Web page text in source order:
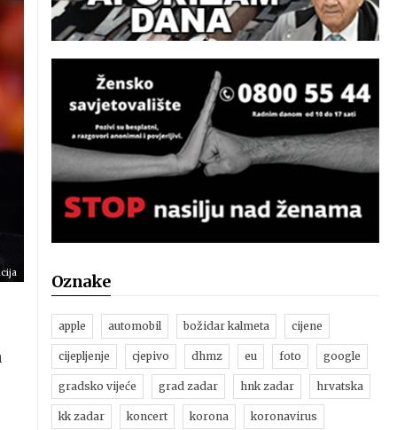
Oznake
apple automobil božidar kalmeta cijene
cijepljenje cjepivo dhmz eu foto google
gradsko vijeće grad zadar hnk zadar hrvatska
kk zadar koncert korona koronavirus